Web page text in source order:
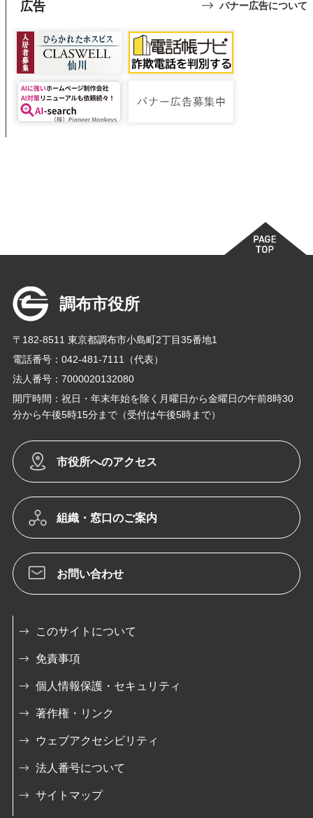
広告 バナー広告について
調布市役所
〒182-8511 東京都調布市小島町2丁目35番地1
電話番号：042-481-7111（代表）
法人番号：7000020132080
開庁時間：祝日・年末年始を除く月曜日から金曜日の午前8時30
分から午後5時15分まで（受付は午後5時まで）
市役所へのアクセス
組織・窓口のご案内
お問い合わせ
このサイトについて
免責事項
個人情報保護・セキュリティ
著作権・リンク
ウェブアクセシビリティ
法人番号について
サイトマップ